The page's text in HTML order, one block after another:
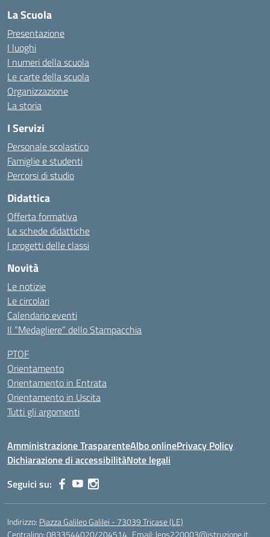
La Scuola
Presentazione
I luoghi
I numeri della scuola
Le carte della scuola
Organizzazione
La storia
I Servizi
Personale scolastico
Famiglie e studenti
Percorsi di studio
Didattica
Offerta formativa
Le schede didattiche
I progetti delle classi
Novità
Le notizie
Le circolari
Calendario eventi
Il “Medagliere” dello Stampacchia
PTOF
Orientamento
Orientamento in Entrata
Orientamento in Uscita
Tutti gli argomenti
Amministrazione TrasparenteAlbo onlinePrivacy Policy
Dichiarazione di accessibilitàNote legali
Seguici su:
Indirizzo: Piazza Galileo Galilei - 73039 Tricase (LE)
Centralino:0833544020/204514 Email: leps220003@istruzione.it